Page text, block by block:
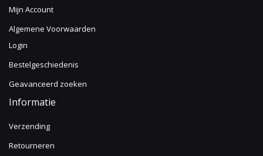
Mijn Account
Algemene Voorwaarden
Login
Bestelgeschiedenis
Geavanceerd zoeken
Informatie
Verzending
Retourneren